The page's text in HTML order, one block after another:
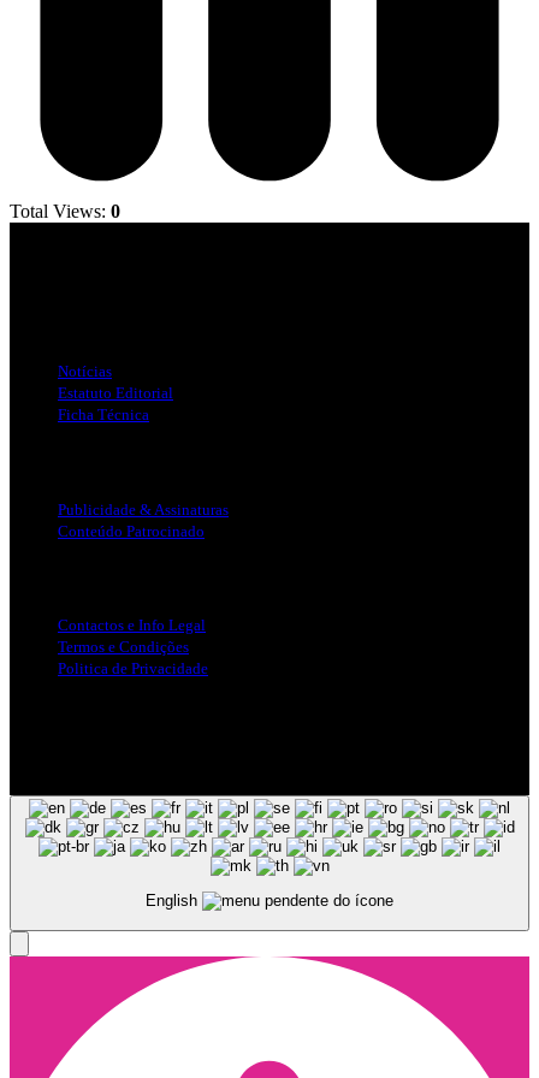
Total Views: 0
Notícias
Estatuto Editorial
Ficha Técnica
Publicidade & Assinaturas
Conteúdo Patrocinado
Contactos e Info Legal
Termos e Condições
Politica de Privacidade
English